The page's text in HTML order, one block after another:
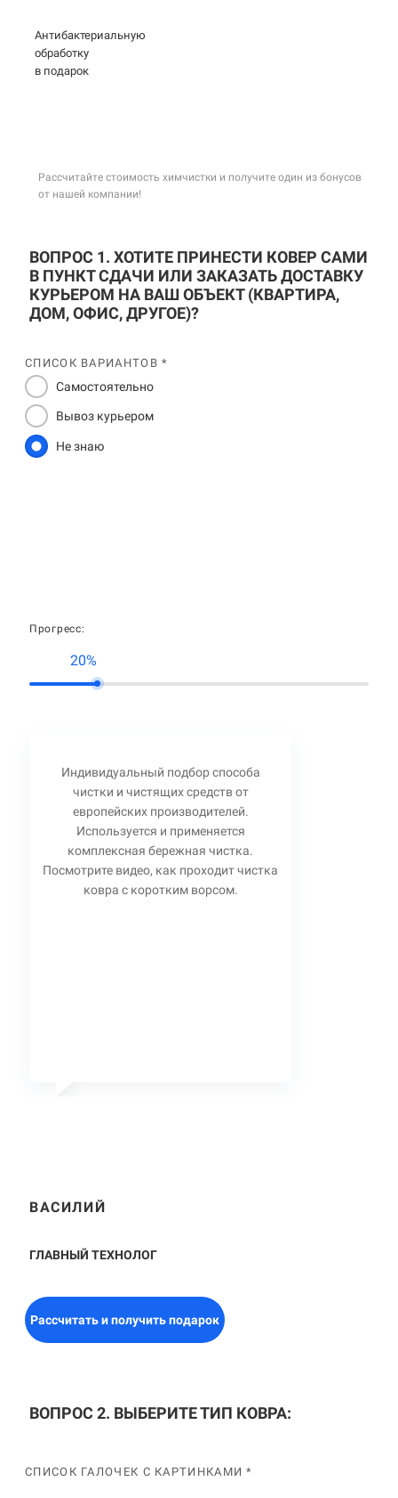
Антибактериальную
обработку
в подарок
Рассчитайте стоимость химчистки и получите один из бонусов
от нашей компании!
ВОПРОС 1. ХОТИТЕ ПРИНЕСТИ КОВЕР САМИ
В ПУНКТ СДАЧИ ИЛИ ЗАКАЗАТЬ ДОСТАВКУ
КУРЬЕРОМ НА ВАШ ОБЪЕКТ (КВАРТИРА,
ДОМ, ОФИС, ДРУГОЕ)?
СПИСОК ВАРИАНТОВ *
Самостоятельно
Вывоз курьером
Не знаю
Прогресс:
20%
Индивидуальный подбор способа
чистки и чистящих средств от
европейских производителей.
Используется и применяется
комплексная бережная чистка.
Посмотрите видео, как проходит чистка
ковра с коротким ворсом.
ВАСИЛИЙ
ГЛАВНЫЙ ТЕХНОЛОГ
Рассчитать и получить подарок
ВОПРОС 2. ВЫБЕРИТЕ ТИП КОВРА:
СПИСОК ГАЛОЧЕК С КАРТИНКАМИ *